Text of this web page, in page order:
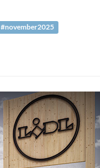
#november2025